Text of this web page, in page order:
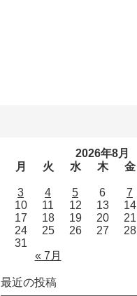
2026年8月
月
火 水 木 金
« 7月
3
4 5 6 7
10
11 12 13 14
17
18 19 20 21
24
25 26 27 28
31
最近の投稿